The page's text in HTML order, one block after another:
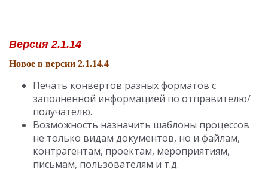
Версия 2.1.14
Новое в версии 2.1.14.4
Печать конвертов разных форматов с
заполненной информацией по отправителю/
получателю.
Возможность назначить шаблоны процессов
не только видам документов, но и файлам,
контрагентам, проектам, мероприятиям,
письмам, пользователям и т.д.